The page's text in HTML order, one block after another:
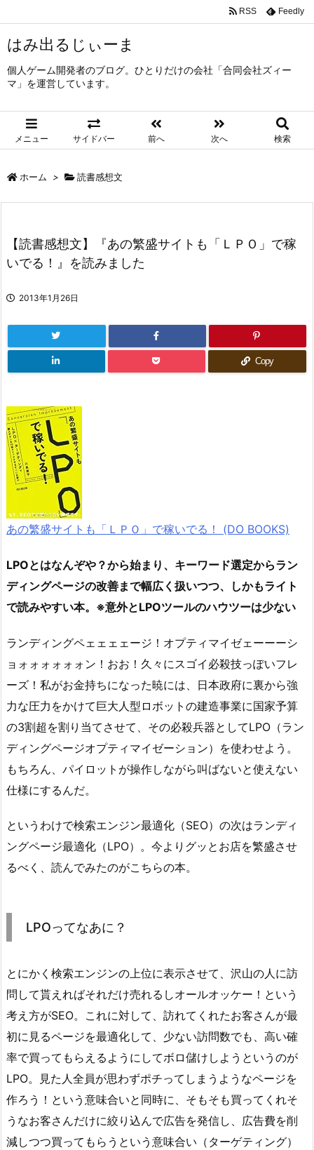
はみ出るじぃーま
個人ゲーム開発者のブログ。ひとりだけの会社「合同会社ズィー
マ」を運営しています。
メニュー サイドバー 前へ 次へ 検索
RSS Feedly
ホーム > 読書感想文
【読書感想文】『あの繁盛サイトも「ＬＰＯ」で稼
いでる！』を読みました
2013年1月26日
Copy
あの繁盛サイトも「ＬＰＯ」で稼いでる！ (DO BOOKS)
LPOとはなんぞや？から始まり、キーワード選定からラン
ディングページの改善まで幅広く扱いつつ、しかもライト
で読みやすい本。※意外とLPOツールのハウツーは少ない
ランディングペェェェェージ！オプティマイゼェーーーシ
ョォォォォォォン！おお！久々にスゴイ必殺技っぽいフレ
ーズ！私がお金持ちになった暁には、日本政府に裏から強
力な圧力をかけて巨大人型ロボットの建造事業に国家予算
の3割超を割り当てさせて、その必殺兵器としてLPO（ラン
ディングページオプティマイゼーション）を使わせよう。
もちろん、パイロットが操作しながら叫ばないと使えない
仕様にするんだ。
というわけで検索エンジン最適化（SEO）の次はランディ
ングページ最適化（LPO）。今よりグッとお店を繁盛させ
るべく、読んでみたのがこちらの本。
LPOってなあに？
とにかく検索エンジンの上位に表示させて、沢山の人に訪
問して貰えればそれだけ売れるしオールオッケー！という
考え方がSEO。これに対して、訪れてくれたお客さんが最
初に見るページを最適化して、少ない訪問数でも、高い確
率で買ってもらえるようにしてボロ儲けしようというのが
LPO。見た人全員が思わずポチってしまうようなページを
作ろう！という意味合いと同時に、そもそも買ってくれそ
うなお客さんだけに絞り込んで広告を発信し、広告費を削
減しつつ買ってもらうという意味合い（ターゲティング）